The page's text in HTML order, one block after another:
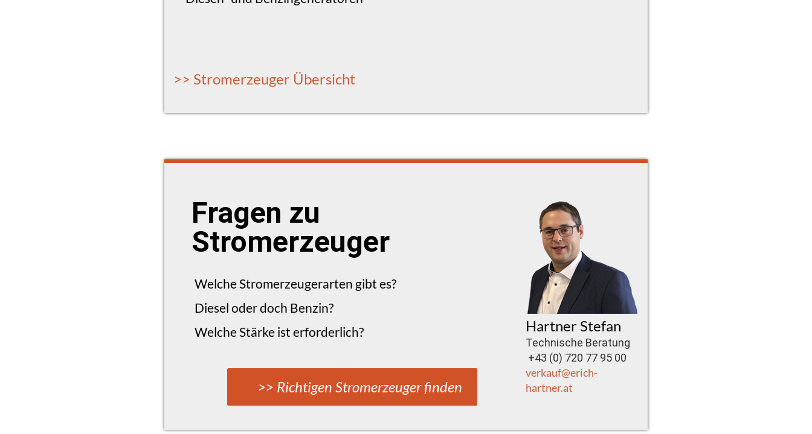
>> Stromerzeuger Übersicht
Fragen zu
Stromerzeuger
Welche Stromerzeugerarten gibt es?
Diesel oder doch Benzin?
Welche Stärke ist erforderlich?
>> Richtigen Stromerzeuger finden
Hartner Stefan
Technische Beratung
+43 (0) 720 77 95 00
verkauf@erich-
hartner.at